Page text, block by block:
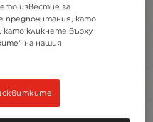
Sort:Препоръчително
известие за
предпочитания, като
като кликнете върху
на нашия